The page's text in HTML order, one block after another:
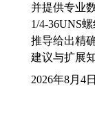
并提供专业
1/4-36UNS
推导给出精
建议与扩展知
2026年8月4日